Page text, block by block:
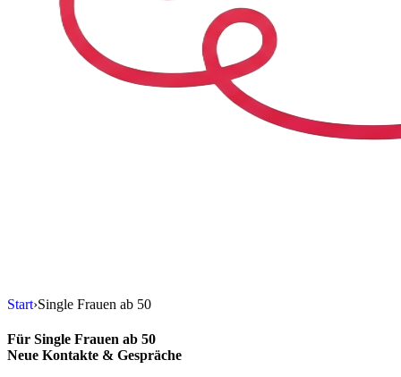
Skip to content
Start›Single Frauen ab 50
Für Single Frauen ab 50
Neue Kontakte & Gespräche